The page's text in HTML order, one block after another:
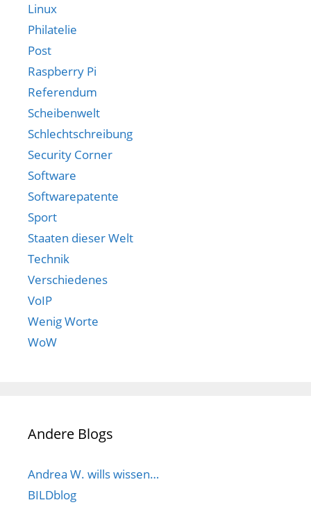
Linux
Philatelie
Post
Raspberry Pi
Referendum
Scheibenwelt
Schlechtschreibung
Security Corner
Software
Softwarepatente
Sport
Staaten dieser Welt
Technik
Verschiedenes
VoIP
Wenig Worte
WoW
Andere Blogs
Andrea W. wills wissen…
BILDblog